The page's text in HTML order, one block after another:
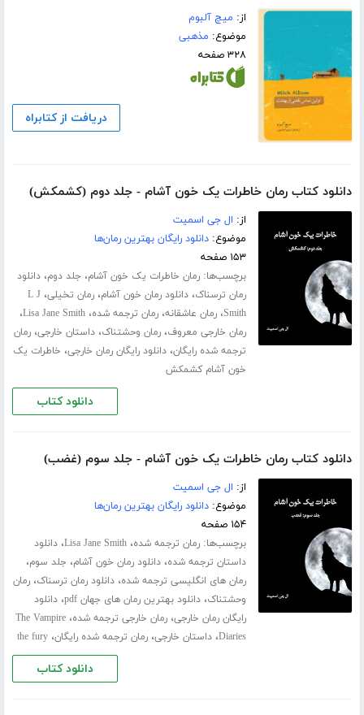
از: میچ آلبوم
موضوع: مذهبی
۳۲۸ صفحه
دریافت از کتابراه
دانلود کتاب رمان خاطرات یک خون آشام - جلد دوم (کشمکش)
از: ال جی اسمیت
موضوع:دانلود رایگان بهترین رمان‌ها
۱۵۳ صفحه
برچسب‌ها:رمان خاطرات یک خون آشام، جلد دوم،دانلود
رمان ترسناک،دانلود رمان خون آشام،رمان تخیلی، L J
Smith،رمان عاشقانه،رمان ترجمه شده،Lisa Jane Smith،
رمان خارجی معروف،رمان وحشتناک،داستان خارجی،رمان
ترجمه شده رایگان،دانلود رایگان رمان خارجی، خاطرات یک
خون آشام کشمکش
دانلود کتاب
دانلود کتاب رمان خاطرات یک خون آشام - جلد سوم (غضب)
از: ال جی اسمیت
موضوع:دانلود رایگان بهترین رمان‌ها
۱۵۴ صفحه
برچسب‌ها:رمان ترجمه شده،Lisa Jane Smith،دانلود
داستان ترجمه شده،دانلود رمان خون آشام، جلد سوم،
رمان های انگلیسی ترجمه شده،دانلود رمان ترسناک،رمان
وحشتناک،دانلود بهترین رمان های جهان pdf ،دانلود
رایگان رمان خارجی،رمان خارجی ترجمه شده،The Vampire
Diaries،داستان خارجی،رمان ترجمه شده رایگان،the fury
دانلود کتاب